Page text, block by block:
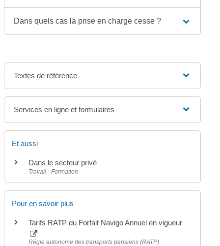
Dans quels cas la prise en charge cesse ?
Textes de référence
Services en ligne et formulaires
Et aussi
Dans le secteur privé
Travail - Formation
Pour en savoir plus
Tarifs RATP du Forfait Navigo Annuel en vigueur
Régie autonome des transports parisiens (RATP)